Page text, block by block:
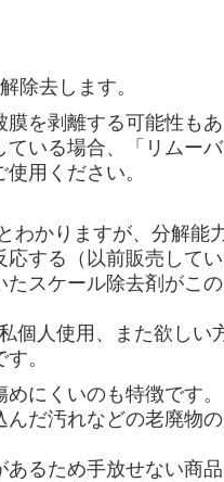
除去します。
を剥離する可能性も
いる場合、「リムー
用ください。
わかりますが、 分解能
する（以前販売して
スケール除去剤がこ
個人使用、また欲し
。
にくいのも特徴です。
だ汚れなどの老廃物
るため手放せない商品